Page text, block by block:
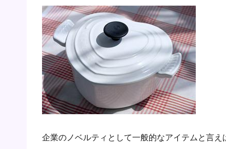
企業のノベルティとして一般的なアイテムと言え